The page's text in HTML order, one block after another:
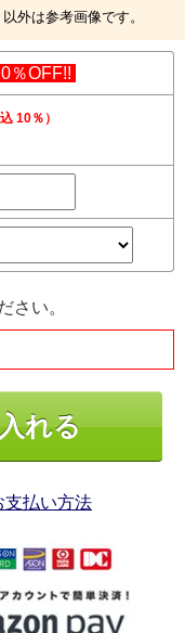
外は参考画像です。
％OFF!!
込 10％）
さい。
支払い方法